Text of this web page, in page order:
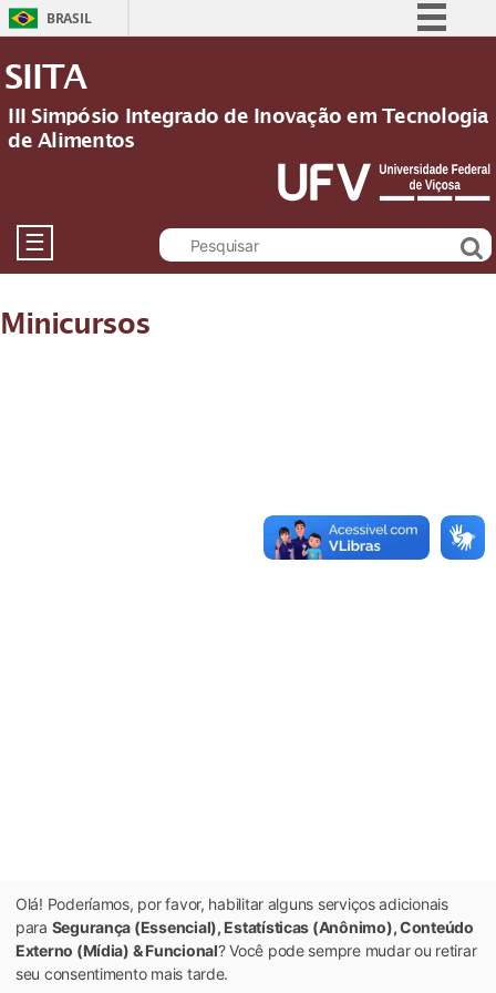
BRASIL
Participe
Acesso à informação
Legislação
Canais
SIITA
III Simpósio Integrado de Inovação em Tecnologia
de Alimentos
☰
Minicursos
Olá! Poderíamos, por favor, habilitar alguns serviços adicionais
para Segurança (Essencial), Estatísticas (Anônimo), Conteúdo
Externo (Mídia) & Funcional? Você pode sempre mudar ou retirar
seu consentimento mais tarde.